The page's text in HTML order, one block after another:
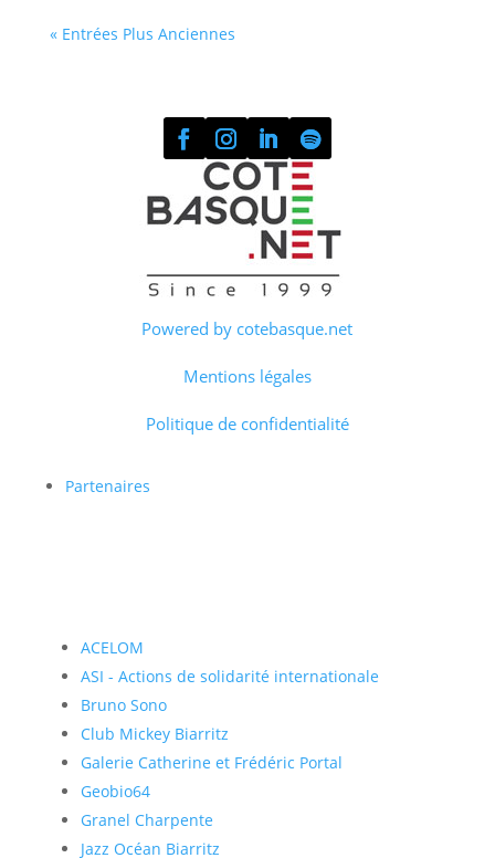
« Entrées Plus Anciennes
Powered by cotebasque.net
Mentions légales
Politique de confidentialité
Partenaires
ACELOM
ASI - Actions de solidarité internationale
Bruno Sono
Club Mickey Biarritz
Galerie Catherine et Frédéric Portal
Geobio64
Granel Charpente
Jazz Océan Biarritz